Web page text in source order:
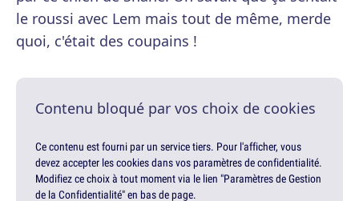
le roussi avec Lem mais tout de même, merde
quoi, c'était des coupains !
Contenu bloqué par vos choix de cookies
Ce contenu est fourni par un service tiers. Pour l'afficher, vous
devez accepter les cookies dans vos paramètres de confidentialité.
Modifiez ce choix à tout moment via le lien "Paramètres de Gestion
de la Confidentialité" en bas de page.